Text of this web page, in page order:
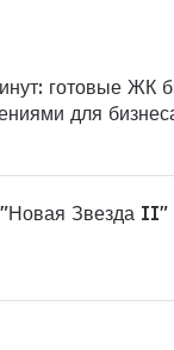
готовые ЖК
для
"Новая Звезда II"